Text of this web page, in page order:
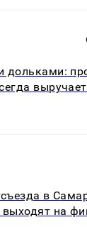
дольками:
в
на